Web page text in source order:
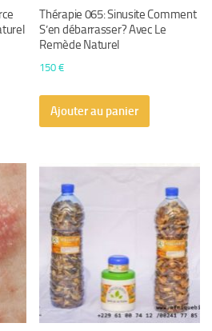
Thérapie 065: Sinusite Comment
S’en débarrasser? Avec Le
Remède Naturel
150€
Ajouter au panier